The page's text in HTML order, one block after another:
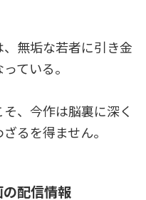
無垢な若者に引き金
ている。
、今作は脳裏に深く
るを得ません。
の配信情報